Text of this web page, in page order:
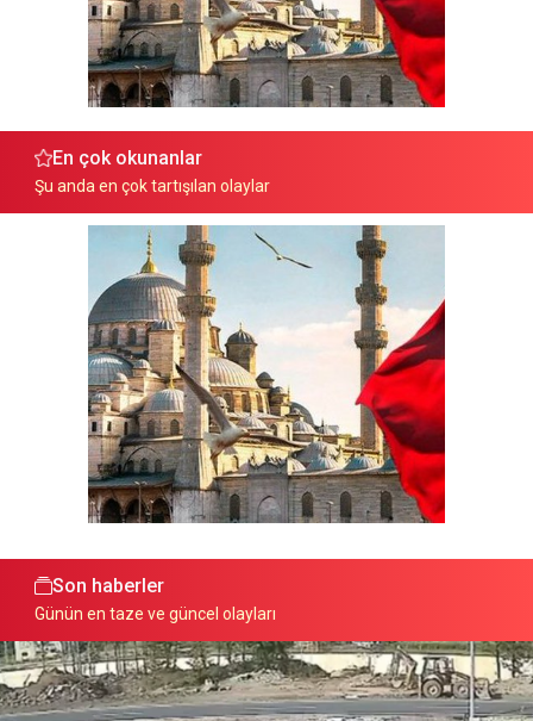
En çok okunanlar
Şu anda en çok tartışılan olaylar
Son haberler
Günün en taze ve güncel olayları